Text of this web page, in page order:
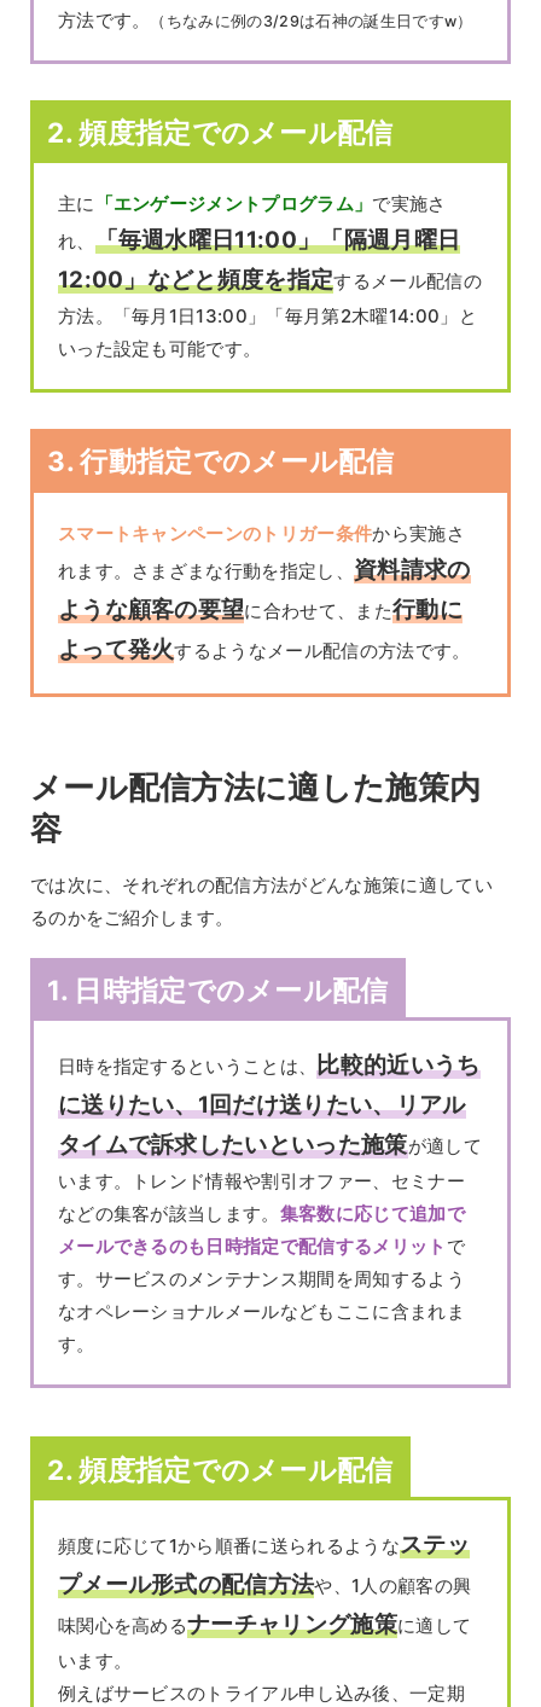
方法です。
（ちなみに例の3/29は石神の誕生日ですw）
2. 頻度指定でのメール配信
主に 「エンゲージメントプログラム」 で実施さ
れ、 「毎週水曜日11:00」「隔週月曜日
12:00」などと頻度を指定するメール配信の
方法。「毎月1日13:00」「毎月第2木曜14:00」と
いった設定も可能です。
3. 行動指定でのメール配信
スマートキャンペーンのトリガー条件から実施さ
れます。さまざまな行動を指定し、 資料請求の
ような顧客の要望に合わせて、また行動に
よって発火するようなメール配信の方法です。
メール配信方法に適した施策内
容
では次に、それぞれの配信方法がどんな施策に適してい
るのかをご紹介します。
1. 日時指定でのメール配信
日時を指定するということは、比較的近いうち
に送りたい、1回だけ送りたい、リアル
タイムで訴求したいといった施策が適して
います。トレンド情報や割引オファー、セミナー
などの集客が該当します。 集客数に応じて追加で
メールできるのも日時指定で配信するメリット で
す。サービスのメンテナンス期間を周知するよう
なオペレーショナルメールなどもここに含まれま
す。
2. 頻度指定でのメール配信
頻度に応じて1から順番に送られるようなステッ
プメール形式の配信方法や、1人の顧客の興
味関心を高めるナーチャリング施策に適して
います。
例えばサービスのトライアル申し込み後、一定期